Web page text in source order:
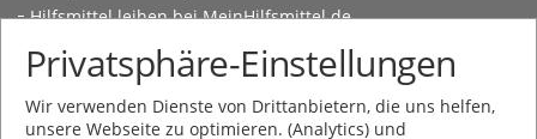
Hilfsmittel leihen bei MeinHilfsmittel.de
Kundeninformationen
Social Media
Privatsphäre-Einstellungen
Wir verwenden Dienste von Drittanbietern, die uns helfen,
unsere Webseite zu optimieren. (Analytics) und